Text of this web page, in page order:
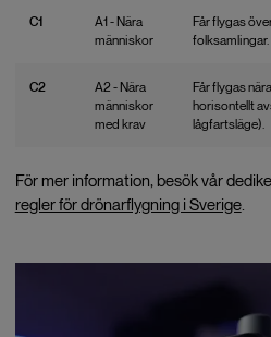
C1
A1 - Nära
människor
Får flygas
folksamlingar.
C2
A2 - Nära
människor
med krav
Får flygas
horisontellt
lågfartsläge).
För mer information, besök vår
regler för drönarflygning i Sverige.